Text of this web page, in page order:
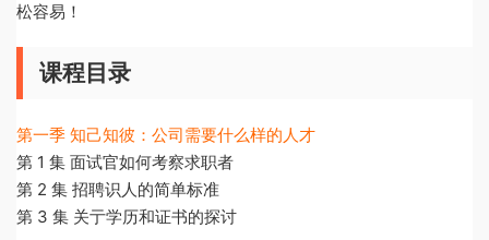
松容易！
课程目录
第一季 知己知彼：公司需要什么样的人才
第 1 集 面试官如何考察求职者
第 2 集 招聘识人的简单标准
第 3 集 关亍学历和证书的探讨